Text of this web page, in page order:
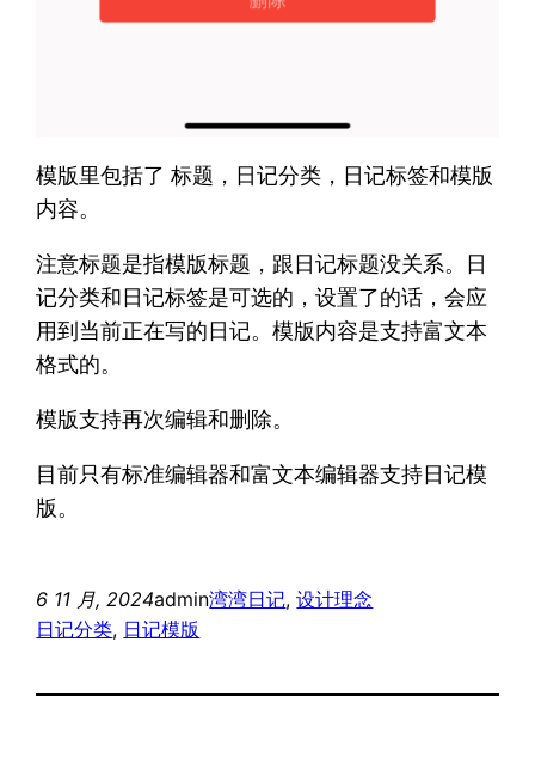
模版里包括了 标题，日记分类，日记标签和模版
内容。
注意标题是指模版标题，跟日记标题没关系。日
记分类和日记标签是可选的，设置了的话，会应
用到当前正在写的日记。模版内容是支持富文本
格式的。
模版支持再次编辑和删除。
目前只有标准编辑器和富文本编辑器支持日记模
版。
6 11 月, 2024admin湾湾日记, 设计理念
日记分类, 日记模版